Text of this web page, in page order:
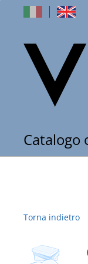
Catalogo
Torna indietro